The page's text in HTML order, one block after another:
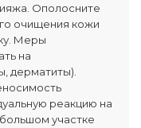
Ополосните
очищения кожи
Меры
на
дерматиты).
реакцию на
участке